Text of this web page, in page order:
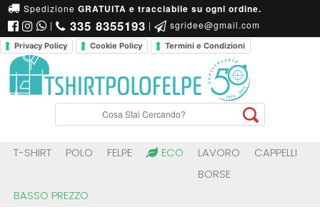
SpedizioneGRATUITA e tracciabile su ogni ordine.
| 335 8355193 | sgridee@gmail.com
Privacy Policy Cookie Policy Termini e Condizioni
T-SHIRT POLO FELPE ECO LAVORO
CAPPELLI
BORSE
BASSO PREZZO